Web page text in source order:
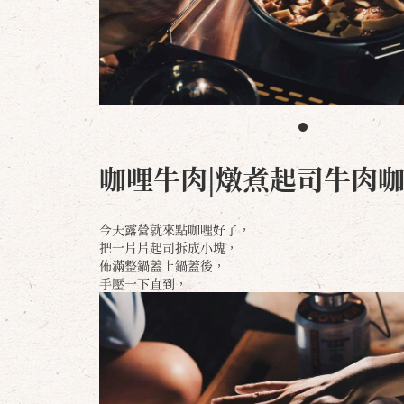
咖哩牛肉|燉煮起司牛肉
今天露營就來點咖哩好了，
把一片片起司拆成小塊，
佈滿整鍋蓋上鍋蓋後，
手壓一下直到，